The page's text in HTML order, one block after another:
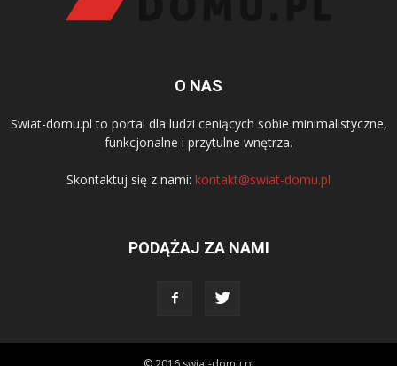
O NAS
Swiat-domu.pl to portal dla ludzi ceniących sobie minimalistyczne,
funkcjonalne i przytulne wnętrza.
Skontaktuj się z nami: kontakt@swiat-domu.pl
PODĄŻAJ ZA NAMI